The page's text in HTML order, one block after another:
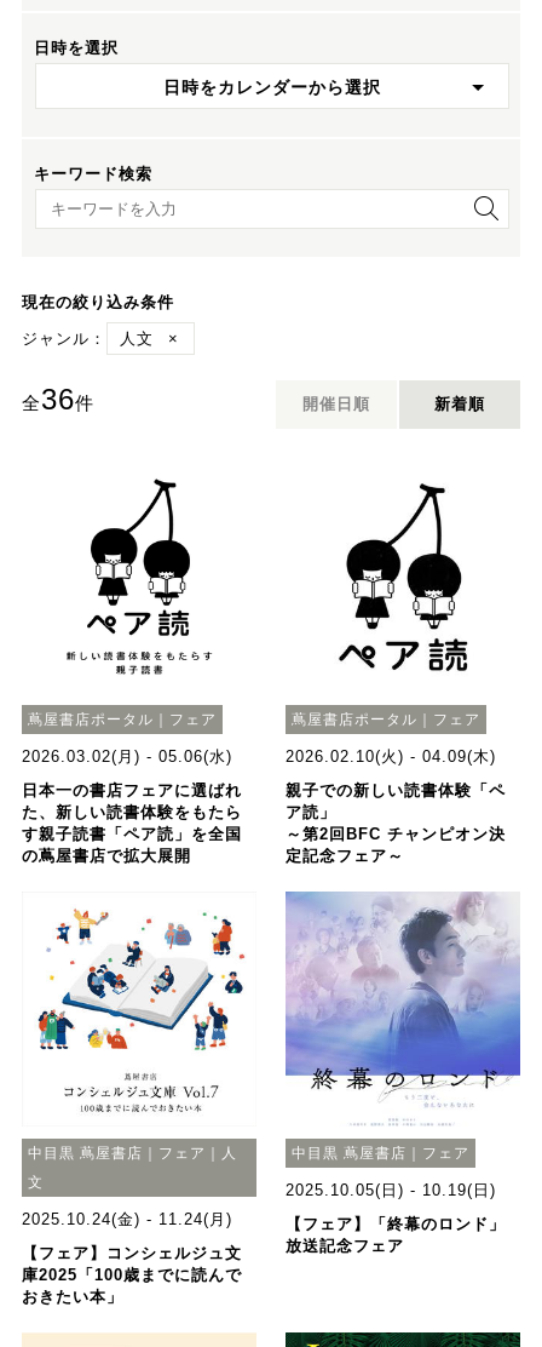
日時を選択
日時をカレンダーから選択
キーワード検索
キーワード検索
現在の絞り込み条件
ジャンル：
人文 ×
全36件 開催日順 新着順
蔦屋書店ポータル｜フェア
2026.03.02(月) - 05.06(水)
日本一の書店フェアに選ばれ
た、新しい読書体験をもたら
す親子読書「ペア読」を全国
の蔦屋書店で拡大展開
蔦屋書店ポータル｜フェア
2026.02.10(火) - 04.09(木)
親子での新しい読書体験「ペ
ア読」
～第2回BFC チャンピオン決
定記念フェア～
中目黒 蔦屋書店｜フェア｜人
文
2025.10.24(金) - 11.24(月)
【フェア】コンシェルジュ文
庫2025「100歳までに読んで
おきたい本」
中目黒 蔦屋書店｜フェア
2025.10.05(日) - 10.19(日)
【フェア】「終幕のロンド」
放送記念フェア